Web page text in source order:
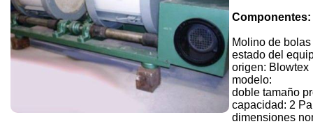
Componentes:
Molino de bolas
estado del
origen: Blowtex
modelo:
doble tamaño
capacidad: 2
dimensiones